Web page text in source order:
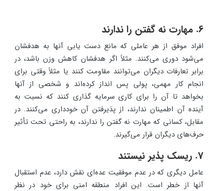
6. مهارت نه گفتن را ندارند
افراد موفق از هر عاملی که مانع دست یابی آنها به هدفشان
می‌شود دوری می‌کنند. مثلاً اگر هدفشان کاهش وزن باشد، در
برابر تعارفات دیگران می‌توانند مقاومت کنند یا مثلاً وقتی برای
انجام کار مهمی، پولی پس انداز کرده‌اند و شخصی از آنها
بخواهد تا آن را برای کاری سرمایه گذاری کنند که نسبت به
آینده آن اطمینان ندارند، از پذیرفتن آن خودداری می‌کنند. در
مقابل، کسانی که مهارت نه گفتن را ندارند، به راحتی تحت تأثیر
حرف‌های دیگران قرار می‌گیرند.
7. ریسک پذیر نیستند
عامل دیگری که در عدم موفقیت عده‌ای نقش دارد، عدم استقبال
آنها از خطر است. این افراد منطقه امنی برای خود در نظر